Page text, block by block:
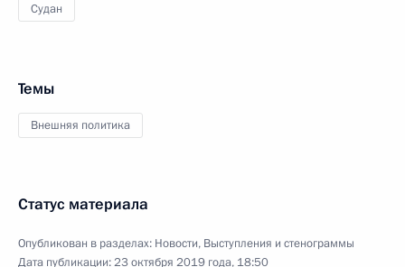
Судан
Темы
Внешняя политика
Статус материала
Опубликован в разделах: Новости, Выступления и стенограммы
Дата публикации:23 октября 2019 года, 18:50